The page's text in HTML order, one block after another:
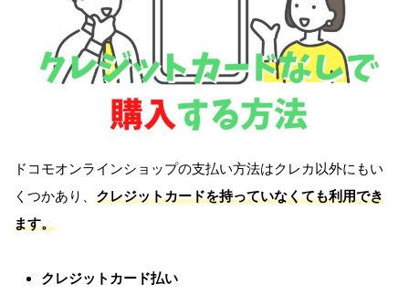
ドコモオンラインショップの支払い方法はクレカ以外にもい
くつかあり、 クレジットカードを持っていなくても利用でき
ます。
クレジットカード払い